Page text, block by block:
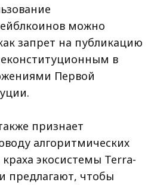
можно
запрет на публикацию
в
Первой
признает
алгоритмических
экосистемы Terra-
предлагают, чтобы